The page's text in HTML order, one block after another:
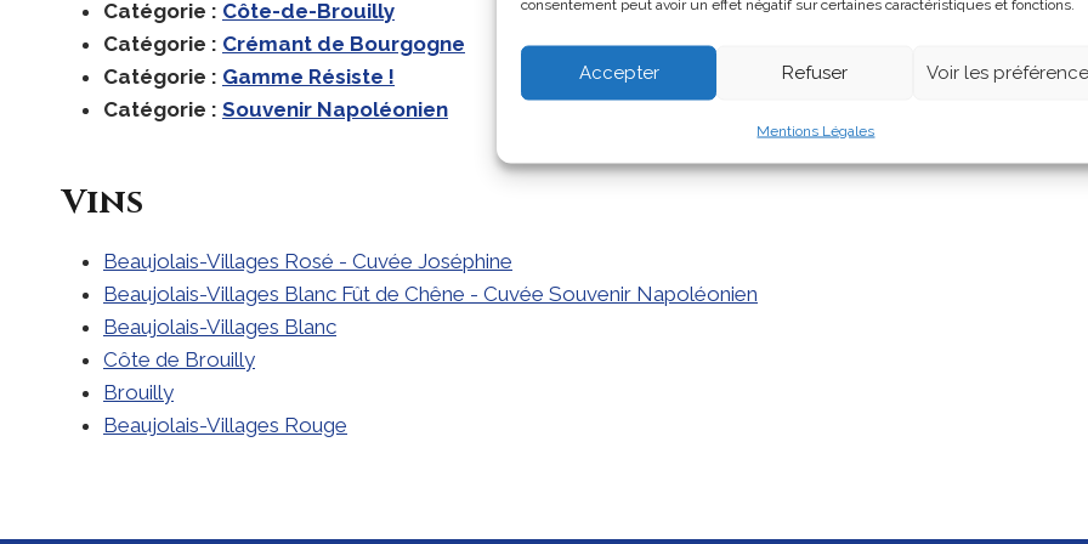
consentement peut avoir un effet négatif sur certaines caractéristiques et fonctions.
Accepter Refuser Voir les
Mentions Légales
Catégorie : Côte-de-Brouilly
Catégorie : Crémant de Bourgogne
Catégorie : Gamme Résiste !
Catégorie : Souvenir Napoléonien
Vins
Beaujolais-Villages Rosé - Cuvée Joséphine
Beaujolais-Villages Blanc Fût de Chêne - Cuvée Souvenir Napoléonien
Beaujolais-Villages Blanc
Côte de Brouilly
Brouilly
Beaujolais-Villages Rouge